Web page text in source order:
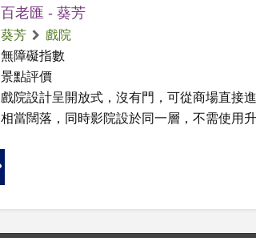
百老匯 - 葵芳
葵芳
戲院
無障礙指數
景點評價
戲院設計呈開放式，沒有門，可從商場直接
相當闊落，同時影院設於同一層，不需使用